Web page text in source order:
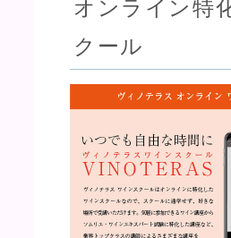
オンライン特
クール